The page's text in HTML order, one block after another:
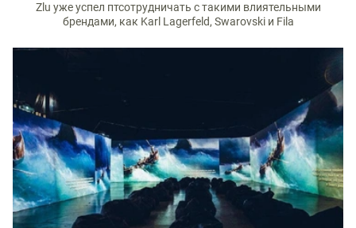
Zlu уже успел птсотрудничать с такими влиятельными
брендами, как Karl Lagerfeld, Swarovski и Fila